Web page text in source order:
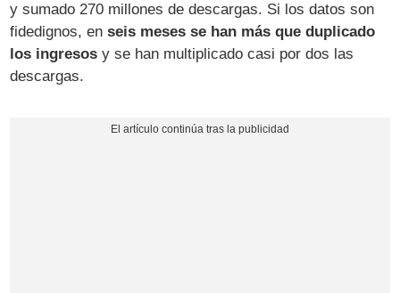
y sumado 270 millones de descargas. Si los datos son
fidedignos, enseis meses se han más que duplicado
los ingresos y se han multiplicado casi por dos las
descargas.